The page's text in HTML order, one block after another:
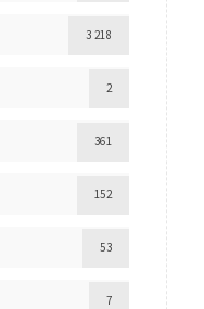
3 218
2
361
152
53
7